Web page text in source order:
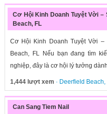
Cơ Hội Kinh Doanh Tuyệt Vời –
Beach, FL
Cơ Hội Kinh Doanh Tuyệt Vời –
Beach, FL Nếu bạn đang tìm
nghiệp, đây là cơ hội lý tưởng
1,444 lượt xem · Deerfield Beach,
Can Sang Tiem Nail